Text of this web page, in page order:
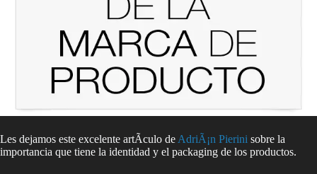
Les dejamos este excelente artÃ­culo de AdriÃ¡n Pierini sobre la
importancia que tiene la identidad y el packaging de los productos.